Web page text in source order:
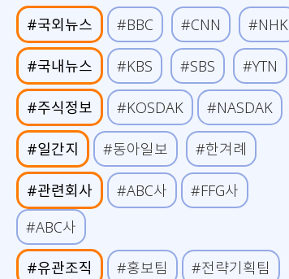
#국외뉴스 #BBC #CNN #NHK
#국내뉴스 #KBS #SBS #YTN
#주식정보 #KOSDAK #NASDAK
#일간지 #동아일보 #한겨례
#관련회사 #ABC사
#FFG사
#ABC사
#유관조직 #홍보팀 #전략기획팀